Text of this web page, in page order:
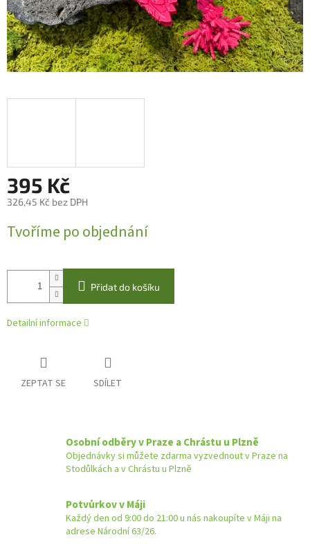
395 Kč
326,45 Kč bez DPH
cena:
Tvoříme po objednání
Přidat do košíku
Detailní informace
ZEPTAT SE SDÍLET
Osobní odběry v Praze a Chrástu u Plzně
Objednávky si můžete zdarma vyzvednout v Praze na
Stodůlkách a v Chrástu u Plzně
Potvůrkov v Máji
Každý den od 9:00 do 21:00 u nás nakoupíte v Máji na
adrese Národní 63/26.